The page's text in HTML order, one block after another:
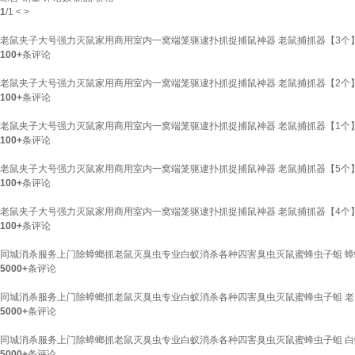
1/1 < >
老鼠夹子大号强力灭鼠家用商用室内一窝端笼驱逮扑抓捉捕鼠神器 老鼠捕抓器【3个】
100+条评论
老鼠夹子大号强力灭鼠家用商用室内一窝端笼驱逮扑抓捉捕鼠神器 老鼠捕抓器【2个】
100+条评论
老鼠夹子大号强力灭鼠家用商用室内一窝端笼驱逮扑抓捉捕鼠神器 老鼠捕抓器【1个】
100+条评论
老鼠夹子大号强力灭鼠家用商用室内一窝端笼驱逮扑抓捉捕鼠神器 老鼠捕抓器【5个】
100+条评论
老鼠夹子大号强力灭鼠家用商用室内一窝端笼驱逮扑抓捉捕鼠神器 老鼠捕抓器【4个】
100+条评论
同城消杀服务上门除蟑螂抓老鼠灭臭虫专业白蚁消杀各种四害臭虫灭鼠蜜蜂虫子蛆
5000+条评论
同城消杀服务上门除蟑螂抓老鼠灭臭虫专业白蚁消杀各种四害臭虫灭鼠蜜蜂虫子蛆
5000+条评论
同城消杀服务上门除蟑螂抓老鼠灭臭虫专业白蚁消杀各种四害臭虫灭鼠蜜蜂虫子蛆